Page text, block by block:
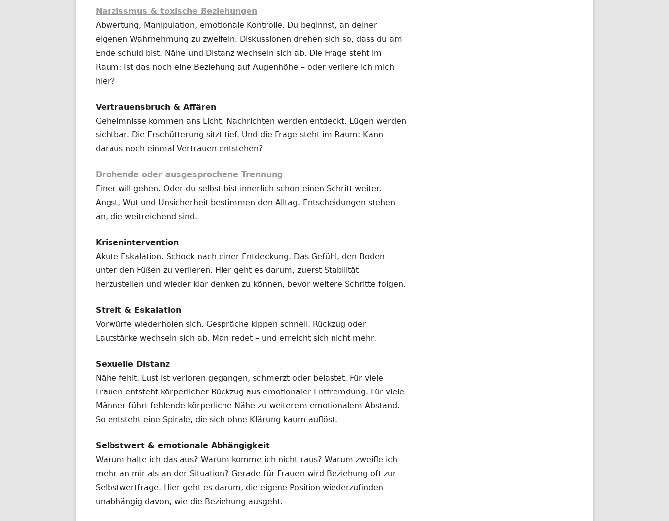
Narzissmus & toxische Beziehungen
Abwertung, Manipulation, emotionale Kontrolle. Du beginnst, an deiner
eigenen Wahrnehmung zu zweifeln. Diskussionen drehen sich so, dass du am
Ende schuld bist. Nähe und Distanz wechseln sich ab. Die Frage steht im
Raum: Ist das noch eine Beziehung auf Augenhöhe – oder verliere ich mich
hier?
Vertrauensbruch & Affären
Geheimnisse kommen ans Licht. Nachrichten werden entdeckt. Lügen werden
sichtbar. Die Erschütterung sitzt tief. Und die Frage steht im Raum: Kann
daraus noch einmal Vertrauen entstehen?
Drohende oder ausgesprochene Trennung
Einer will gehen. Oder du selbst bist innerlich schon einen Schritt weiter.
Angst, Wut und Unsicherheit bestimmen den Alltag. Entscheidungen stehen
an, die weitreichend sind.
Krisenintervention
Akute Eskalation. Schock nach einer Entdeckung. Das Gefühl, den Boden
unter den Füßen zu verlieren. Hier geht es darum, zuerst Stabilität
herzustellen und wieder klar denken zu können, bevor weitere Schritte folgen.
Streit & Eskalation
Vorwürfe wiederholen sich. Gespräche kippen schnell. Rückzug oder
Lautstärke wechseln sich ab. Man redet – und erreicht sich nicht mehr.
Sexuelle Distanz
Nähe fehlt. Lust ist verloren gegangen, schmerzt oder belastet. Für viele
Frauen entsteht körperlicher Rückzug aus emotionaler Entfremdung. Für viele
Männer führt fehlende körperliche Nähe zu weiterem emotionalem Abstand.
So entsteht eine Spirale, die sich ohne Klärung kaum auflöst.
Selbstwert & emotionale Abhängigkeit
Warum halte ich das aus? Warum komme ich nicht raus? Warum zweifle ich
mehr an mir als an der Situation? Gerade für Frauen wird Beziehung oft zur
Selbstwertfrage. Hier geht es darum, die eigene Position wiederzufinden –
unabhängig davon, wie die Beziehung ausgeht.